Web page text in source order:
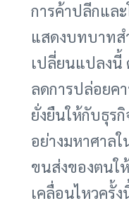
การค้าปลีกแล
แสดงบทบาทส
เปลี่ยนแปลงนี้
ลดการปล่อยค
ยั่งยืนให้กับธุร
อย่างมหาศาล
ขนส่งของตนใ
เคลื่อนไหวครั้